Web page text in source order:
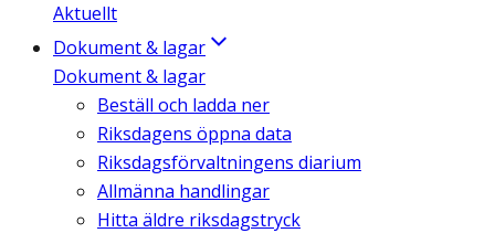
Aktuellt
Dokument & lagar
Dokument & lagar
Beställ och ladda ner
Riksdagens öppna data
Riksdagsförvaltningens diarium
Allmänna handlingar
Hitta äldre riksdagstryck